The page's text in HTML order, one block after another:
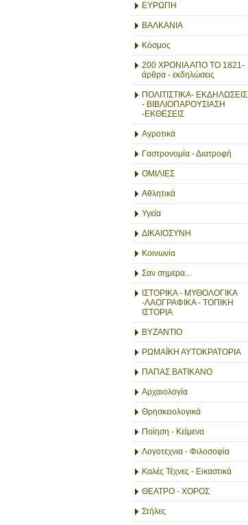
ΕΥΡΩΠΗ
ΒΑΛΚΑΝΙΑ
Κόσμος
200 ΧΡΟΝΙΑ ΑΠΟ ΤΟ 1821-
άρθρα - εκδηλώσεις
ΠΟΛΙΤΙΣΤΙΚΑ- ΕΚΔΗΛΩΣΕΙΣ
- ΒΙΒΛΙΟΠΑΡΟΥΣΙΑΣΗ
-ΕΚΘΕΣΕΙΣ
Αγροτικά
Γαστρονομία - Διατροφή
ΟΜΙΛΙΕΣ
Αθλητικά
Υγεία
ΔΙΚΑΙΟΣΥΝΗ
Κοινωνία
Σαν σημερα...
ΙΣΤΟΡΙΚΑ - ΜΥΘΟΛΟΓΙΚΑ
-ΛΑΟΓΡΑΦΙΚΑ - ΤΟΠΙΚΗ
ΙΣΤΟΡΙΑ
ΒΥΖΑΝΤΙΟ
ΡΩΜΑΪΚΗ ΑΥΤΟΚΡΑΤΟΡΙΑ
ΠΑΠΑΣ ΒΑΤΙΚΑΝΟ
Αρχαιολογία
Θρησκειολογικά
Ποίηση - Κείμενα
Λογοτεχνια - Φιλοσοφία
Καλές Τέχνες - Εικαστικά
ΘΕΑΤΡΟ - ΧΟΡΟΣ
Στήλες